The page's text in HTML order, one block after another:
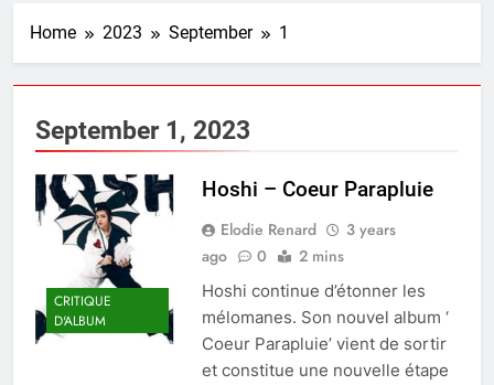
Home 2023 September 1
September 1, 2023
CRITIQUE
D'ALBUM
Hoshi – Coeur Parapluie
Elodie Renard
3 years
ago
0 2 mins
Hoshi continue d’étonner les
mélomanes. Son nouvel album ‘
Coeur Parapluie’ vient de sortir
et constitue une nouvelle étape